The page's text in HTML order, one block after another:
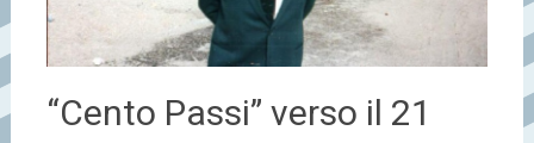
“Cento Passi” verso il 21